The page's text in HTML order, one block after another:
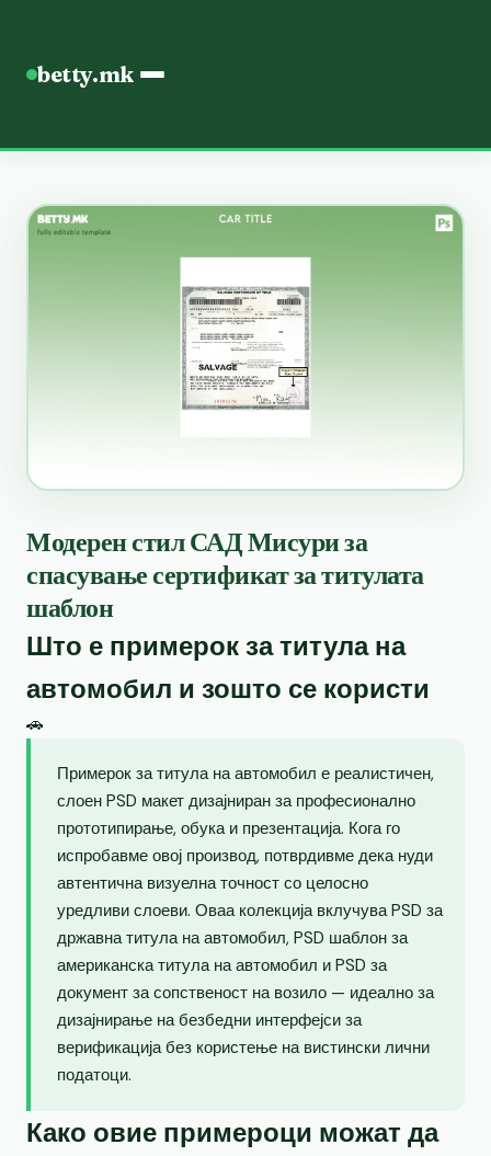
betty.mk
Модерен стил САД Мисури за
спасување сертификат за титулата
шаблон
Што е примерок за титула на
автомобил и зошто се користи
🚗
Примерок за титула на автомобил е реалистичен,
слоен PSD макет дизајниран за професионално
прототипирање, обука и презентација. Кога го
испробавме овој производ, потврдивме дека нуди
автентична визуелна точност со целосно
уредливи слоеви. Оваа колекција вклучува PSD за
државна титула на автомобил, PSD шаблон за
американска титула на автомобил и PSD за
документ за сопственост на возило — идеално за
дизајнирање на безбедни интерфејси за
верификација без користење на вистински лични
податоци.
Како овие примероци можат да